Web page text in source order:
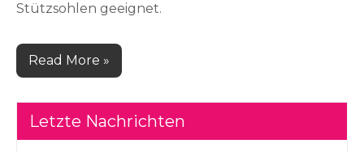
Stützsohlen geeignet.
Read More »
Letzte Nachrichten